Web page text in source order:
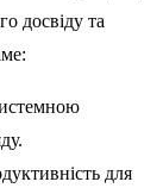
досвіду та
для